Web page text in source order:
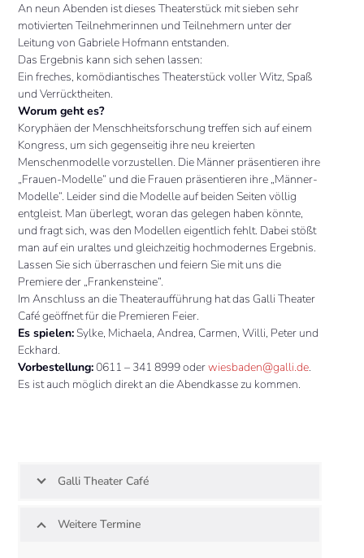
An neun Abenden ist dieses Theaterstück mit sieben sehr
motivierten Teilnehmerinnen und Teilnehmern unter der
Leitung von Gabriele Hofmann entstanden.
Das Ergebnis kann sich sehen lassen:
Ein freches, komödiantisches Theaterstück voller Witz, Spaß
und Verrücktheiten.
Worum geht es?
Koryphäen der Menschheitsforschung treffen sich auf einem
Kongress, um sich gegenseitig ihre neu kreierten
Menschenmodelle vorzustellen. Die Männer präsentieren ihre
„Frauen-Modelle“ und die Frauen präsentieren ihre „Männer-
Modelle“. Leider sind die Modelle auf beiden Seiten völlig
entgleist. Man überlegt, woran das gelegen haben könnte,
und fragt sich, was den Modellen eigentlich fehlt. Dabei stößt
man auf ein uraltes und gleichzeitig hochmodernes Ergebnis.
Lassen Sie sich überraschen und feiern Sie mit uns die
Premiere der „Frankensteine“.
Im Anschluss an die Theateraufführung hat das Galli Theater
Café geöffnet für die Premieren Feier.
Es spielen:Sylke, Michaela, Andrea, Carmen, Willi, Peter und
Eckhard.
Vorbestellung:0611 – 341 8999 oderwiesbaden@galli.de.
Es ist auch möglich direkt an die Abendkasse zu kommen.
Galli Theater Café
Weitere Termine